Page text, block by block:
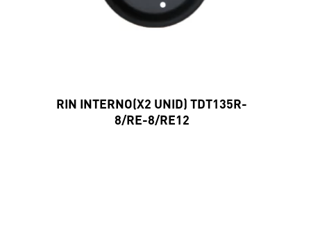
RIN INTERNO(X2 UNID) TDT135R-
8/RE-8/RE12